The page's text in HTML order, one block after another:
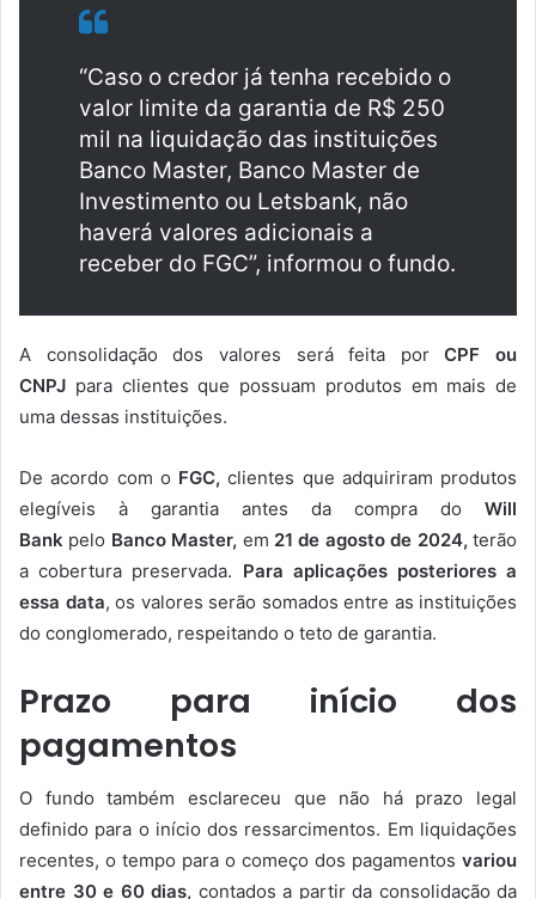
“Caso o credor já tenha recebido o
valor limite da garantia de R$ 250
mil na liquidação das instituições
Banco Master, Banco Master de
Investimento ou Letsbank, não
haverá valores adicionais a
receber do FGC”, informou o fundo.
A consolidação dos valores será feita porCPF ou
CNPJ para clientes que possuam produtos em mais de
uma dessas instituições.
De acordo com o FGC, clientes que adquiriram produtos
elegíveis à garantia antes da compra do Will
Bank pelo Banco Master, em 21 de agosto de 2024, terão
a cobertura preservada. Para aplicações posteriores a
essa data, os valores serão somados entre as instituições
do conglomerado, respeitando o teto de garantia.
Prazo para início dos
pagamentos
O fundo também esclareceu que não há prazo legal
definido para o início dos ressarcimentos. Em liquidações
recentes, o tempo para o começo dos pagamentos variou
entre 30 e 60 dias, contados a partir da consolidação da